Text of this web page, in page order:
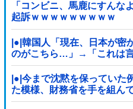
「コンビニ、馬鹿にすん
起訴ｗｗｗｗｗｗｗｗｗ
|●|韓国人「現在、日本が密
のがこちら…」→「これは
の反応
|●|今まで沈黙を保っていた
た模様、財務省を手を組ん